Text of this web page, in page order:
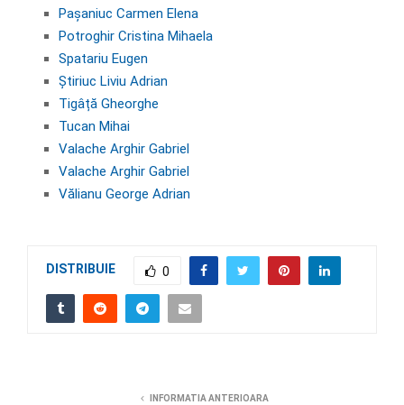
Pașaniuc Carmen Elena
Potroghir Cristina Mihaela
Spatariu Eugen
Știriuc Liviu Adrian
Tigâță Gheorghe
Tucan Mihai
Valache Arghir Gabriel
Valache Arghir Gabriel
Vălianu George Adrian
DISTRIBUIE 0
INFORMATIA ANTERIOARA